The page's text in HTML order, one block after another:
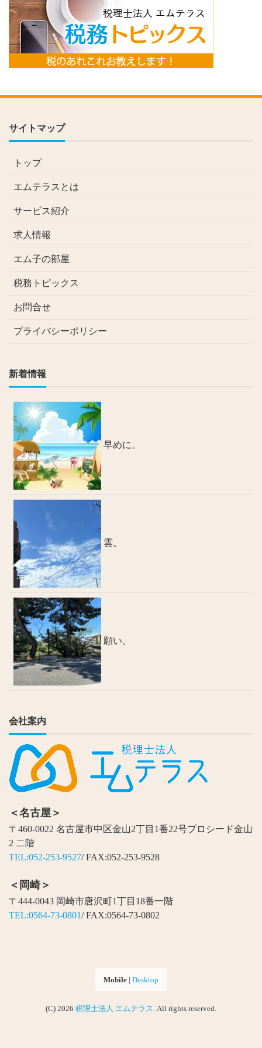
サイトマップ
トップ
エムテラスとは
サービス紹介
求人情報
エム子の部屋
税務トピックス
お問合せ
プライバシーポリシー
新着情報
早めに。
雲。
願い。
会社案内
＜名古屋＞
〒460-0022 名古屋市中区金山2丁目1番22号プロシード金山
2 二階
TEL:052-253-9527/ FAX:052-253-9528
＜岡崎＞
〒444-0043 岡崎市唐沢町1丁目18番一階
TEL:0564-73-0801/ FAX:0564-73-0802
Mobile | Desktop
(C) 2026 税理士法人 エムテラス. All rights reserved.